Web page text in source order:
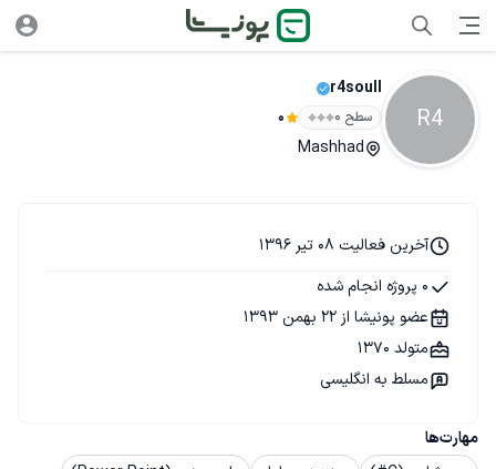
R4
r4soull
سطح ۰ 0
Mashhad
مهارت‌ها
آخرین فعالیت 08 تیر 1396
0 پروژه انجام شده
عضو پونیشا از 22 بهمن 1393
متولد 1370
مسلط به انگلیسی